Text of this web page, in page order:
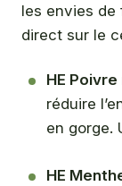
les envies
direct sur le
HE Poivre
réduire
en gorge.
HE